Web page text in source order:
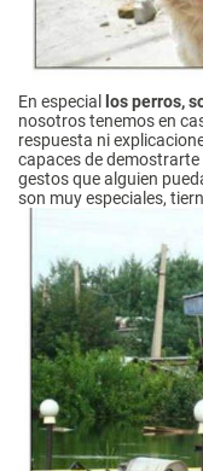
En especial los perros,
nosotros tenemos en
respuesta ni
capaces de
gestos que alguien
son muy especiales,